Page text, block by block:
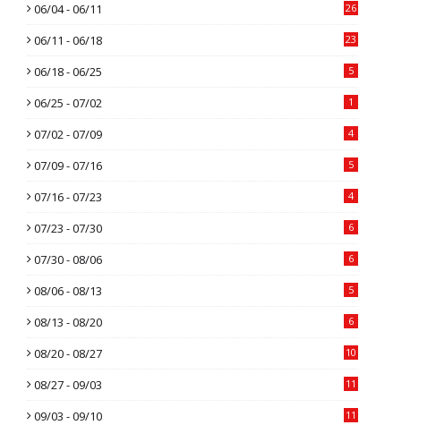
06/04 - 06/11 26
06/11 - 06/18 23
06/18 - 06/25 5
06/25 - 07/02 1
07/02 - 07/09 4
07/09 - 07/16 5
07/16 - 07/23 4
07/23 - 07/30 6
07/30 - 08/06 6
08/06 - 08/13 5
08/13 - 08/20 6
08/20 - 08/27 10
08/27 - 09/03 11
09/03 - 09/10 11